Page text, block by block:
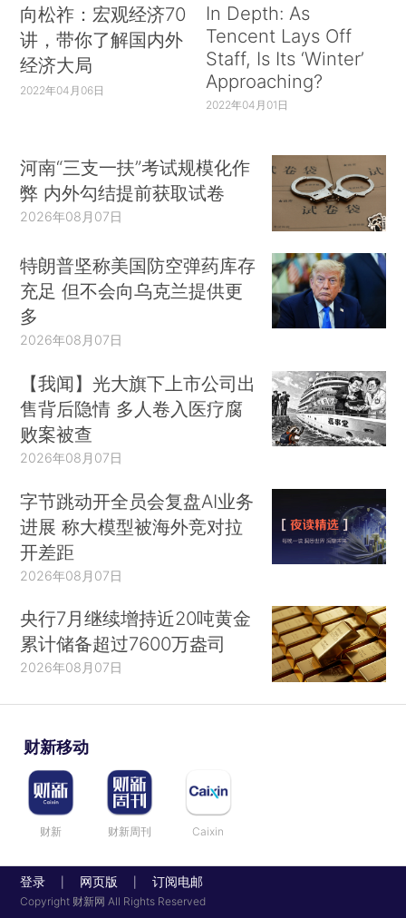
向松祚：宏观经济70
讲，带你了解国内外
经济大局
2022年04月06日
In Depth: As
Tencent Lays Off
Staff, Is Its ‘Winter’
Approaching?
2022年04月01日
河南“三支一扶”考试规模化作
弊 内外勾结提前获取试卷
2026年08月07日
特朗普坚称美国防空弹药库存
充足 但不会向乌克兰提供更
多
2026年08月07日
【我闻】光大旗下上市公司出
售背后隐情 多人卷入医疗腐
败案被查
2026年08月07日
字节跳动开全员会复盘AI业务
进展 称大模型被海外竞对拉
开差距
2026年08月07日
央行7月继续增持近20吨黄金
累计储备超过7600万盎司
2026年08月07日
财新移动
财新 财新周刊 Caixin
登录 网页版 订阅电邮
Copyright 财新网 All Rights Reserved